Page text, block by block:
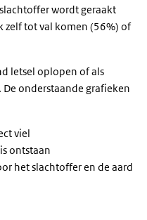
wordt geraakt
zelf tot val komen (56%) of
letsel oplopen of als
onderstaande grafieken
viel
ontstaan
het slachtoffer en de aard